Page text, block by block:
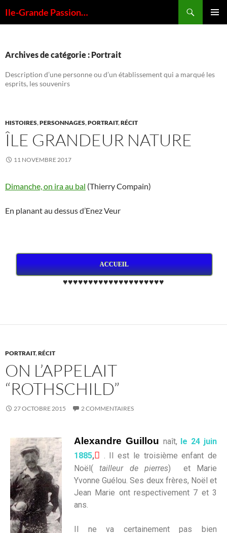
Ile-Grande Passion…
Archives de catégorie : Portrait
Description d’une personne ou d’un établissement qui a marqué les
esprits, les souvenirs
HISTOIRES,PERSONNAGES,PORTRAIT,RÉCIT
ÎLE GRANDEUR NATURE
11 NOVEMBRE 2017
Dimanche, on ira au bal (Thierry Compain)
En planant au dessus d’Enez Veur
ACCUEIL
♥♥♥♥♥♥♥♥♥♥♥♥♥♥♥♥♥♥♥♥
PORTRAIT,RÉCIT
ON L’APPELAIT
“ROTHSCHILD”
27 OCTOBRE 2015 2 COMMENTAIRES
Alexandre Guillou naît, le 24 juin
1885, . Il est le troisième enfant de
Noël(tailleur de pierres) et Marie
Yvonne Guélou. Ses deux frères, Noël et
Jean Marie ont respectivement 7 et 3
ans.
Il ne va certainement pas bien